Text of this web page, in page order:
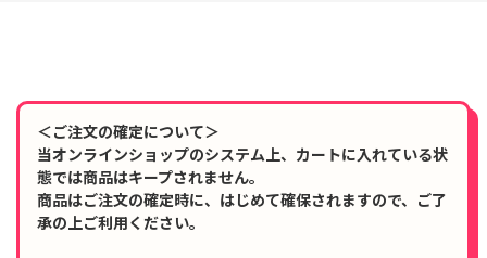
＜ご注文の確定について＞
当オンラインショップのシステム上、カートに入れている状
態では商品はキープされません。
商品はご注文の確定時に、はじめて確保されますので、ご了
承の上ご利用ください。